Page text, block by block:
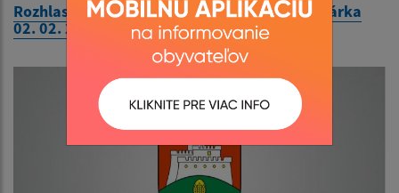
Rozhlasová relácia Kroniky a ocenená kronikárka
02. 02. 2021, R.Regina